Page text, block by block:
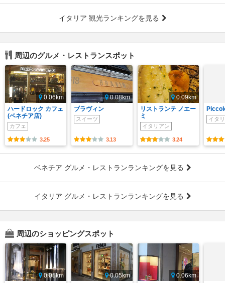
イタリア 観光ランキングを見る
周辺のグルメ・レストランスポット
0.06km
ハードロック カフェ
(ベネチア店)
カフェ
3.25
0.08km
ブラヴィン
スイーツ
3.13
0.09km
リストランテ ノエー
ミ
イタリアン
3.24
イタ
ベネチア グルメ・レストランランキングを見る
イタリア グルメ・レストランランキングを見る
周辺のショッピングスポット
0.05km
0.05km
0.06km